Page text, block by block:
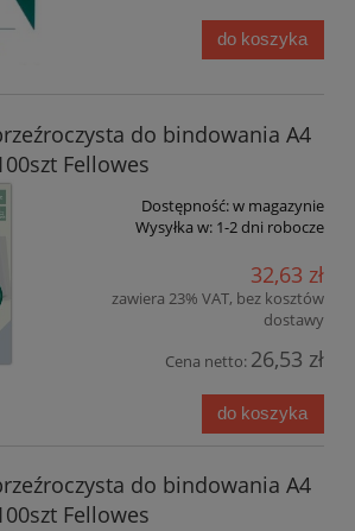
do koszyka
do bindowania A4
Fellowes
Dostępność:w magazynie
Wysyłka w: 1-2 dni robocze
32,63 zł
zawiera 23% VAT, bez kosztów
dostawy
Cena netto: 26,53 zł
do koszyka
do bindowania A4
Fellowes